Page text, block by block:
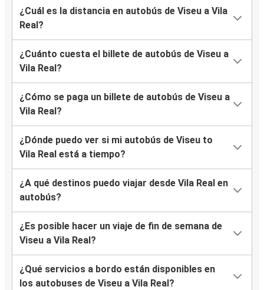
¿Cuál es la distancia en autobús de Viseu a Vila
Real?
¿Cuánto cuesta el billete de autobús de Viseu a
Vila Real?
¿Cómo se paga un billete de autobús de Viseu a
Vila Real?
¿Dónde puedo ver si mi autobús de Viseu to
Vila Real está a tiempo?
¿A qué destinos puedo viajar desde Vila Real en
autobús?
¿Es posible hacer un viaje de fin de semana de
Viseu a Vila Real?
¿Qué servicios a bordo están disponibles en
los autobuses de Viseu a Vila Real?